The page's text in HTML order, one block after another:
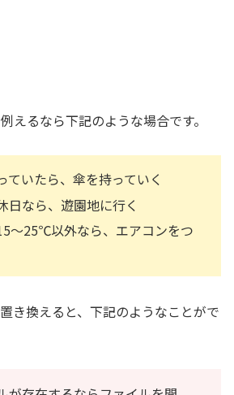
えるなら下記のような場合です。
ていたら、傘を持っていく
日なら、遊園地に行く
～25℃以外なら、エアコンをつ
き換えると、下記のようなことがで